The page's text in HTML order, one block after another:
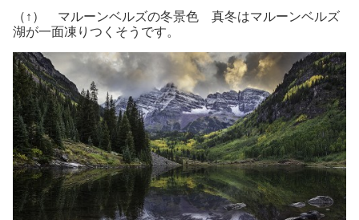
（↑） マルーンベルズの冬景色 真冬はマルーンベルズ
湖が一面凍りつくそうです。